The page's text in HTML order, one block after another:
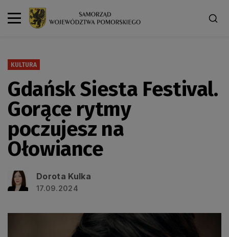
KULTURA
Gdańsk Siesta Festival.
Gorące rytmy
poczujesz na
Ołowiance
Dorota Kulka
17.09.2024